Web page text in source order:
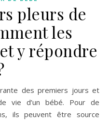
pleurs de
les
y répondre
vie d’un bébé. Pour de
ils peuvent être source